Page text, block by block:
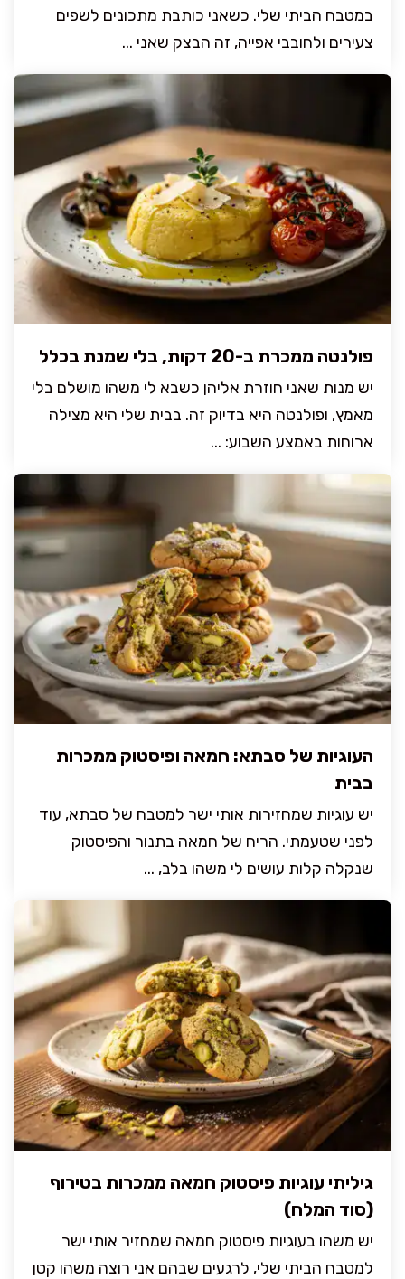
במטבח הביתי שלי. כשאני כותבת מתכונים לשפים
צעירים ולחובבי אפייה, זה הבצק שאני ...
פולנטה ממכרת ב-20 דקות, בלי שמנת בכלל
יש מנות שאני חוזרת אליהן כשבא לי משהו מושלם בלי
מאמץ, ופולנטה היא בדיוק זה. בבית שלי היא מצילה
ארוחות באמצע השבוע: ...
העוגיות של סבתא: חמאה ופיסטוק ממכרות
בבית
יש עוגיות שמחזירות אותי ישר למטבח של סבתא, עוד
לפני שטעמתי. הריח של חמאה בתנור והפיסטוק
שנקלה קלות עושים לי משהו בלב, ...
גיליתי עוגיות פיסטוק חמאה ממכרות בטירוף
(סוד המלח)
יש משהו בעוגיות פיסטוק חמאה שמחזיר אותי ישר
למטבח הביתי שלי, לרגעים שבהם אני רוצה משהו קטן